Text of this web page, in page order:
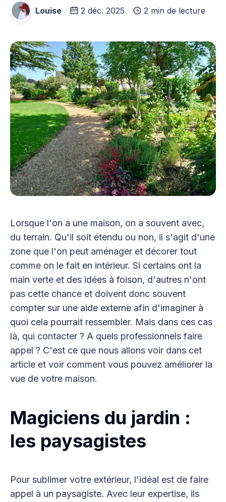
Louise 2 déc. 2025 2 min de lecture
Lorsque l'on a une maison, on a souvent avec,
du terrain. Qu'il soit étendu ou non, il s'agit d'une
zone que l'on peut aménager et décorer tout
comme on le fait en intérieur. Si certains ont la
main verte et des idées à foison, d'autres n'ont
pas cette chance et doivent donc souvent
compter sur une aide externe afin d'imaginer à
quoi cela pourrait ressembler. Mais dans ces cas
là, qui contacter ? A quels professionnels faire
appel ? C'est ce que nous allons voir dans cet
article et voir comment vous pouvez améliorer la
vue de votre maison.
Magiciens du jardin :
les paysagistes
Pour sublimer votre extérieur, l'idéal est de faire
appel à un paysagiste. Avec leur expertise, ils